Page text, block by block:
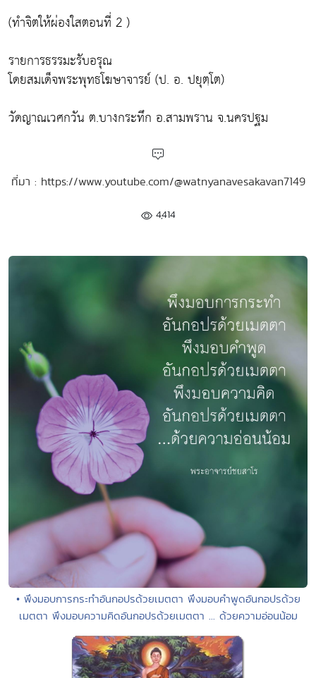
(ทำจิตให้ผ่องใสตอนที่ 2 )
รายการธรรมะรับอรุณ
โดยสมเด็จพระพุทธโฆษาจารย์ (ป. อ. ปยุตฺโต)
วัดญาณเวศกวัน ต.บางกระทึก อ.สามพราน จ.นครปฐม
ที่มา : https://www.youtube.com/@watnyanavesakavan7149
4,414
• พึงมอบการกระทำอันกอปรด้วยเมตตา พึงมอบคำพูดอันกอปรด้วย
เมตตา พึงมอบความคิดอันกอปรด้วยเมตตา ... ด้วยความอ่อนน้อม